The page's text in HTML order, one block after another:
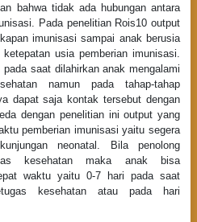
bahwa tidak ada hubungan antara
Pada penelitian Rois10 output
imunisasi sampai anak berusia
usia pemberian imunisasi.
saat dilahirkan anak mengalami
namun pada tahap-tahap
dapat saja kontak tersebut dengan
dengan penelitian ini output yang
pemberian imunisasi yaitu segera
neonatal. Bila penolong
kesehatan maka anak bisa
waktu yaitu 0-7 hari pada saat
kesehatan atau pada hari